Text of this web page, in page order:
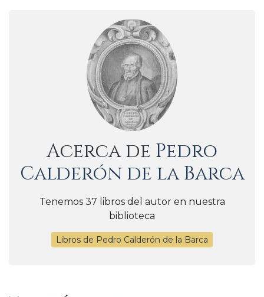
Acerca de Pedro
Calderón de la Barca
Tenemos 37 libros del autor en nuestra
biblioteca
Libros de Pedro Calderón de la Barca